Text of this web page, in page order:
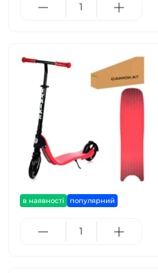
в наявності популярний